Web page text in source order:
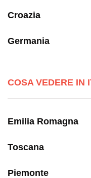
Croazia
Germania
COSA VEDERE IN
Emilia Romagna
Toscana
Piemonte